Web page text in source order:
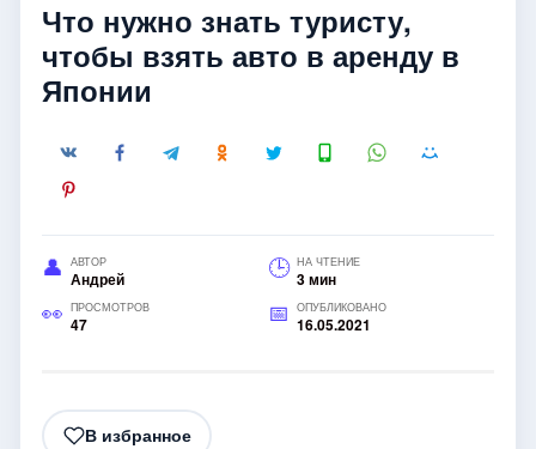
Что нужно знать туристу,
чтобы взять авто в аренду в
Японии
АВТОР
Андрей
НА ЧТЕНИЕ
3 мин
ПРОСМОТРОВ
47
ОПУБЛИКОВАНО
16.05.2021
В избранное